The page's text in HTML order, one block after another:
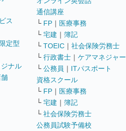
ス
定型
ナル
通信講座
└ FP ｜ 医療事務
└ 宅建 ｜ 簿記
└ TOEIC ｜ 社会保険労務士
└ 行政書士 ｜ ケアマネジャー
└ 公務員 ｜ ITパスポート
資格スクール
└ FP ｜ 医療事務
└ 宅建 ｜ 簿記
└ 社会保険労務士
公務員試験予備校